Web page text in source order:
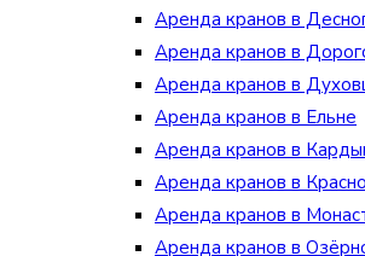
Аренда кранов в
Аренда кранов в
Аренда кранов в
Аренда кранов в Ельне
Аренда кранов в
Аренда кранов в
Аренда кранов в
Аренда кранов в